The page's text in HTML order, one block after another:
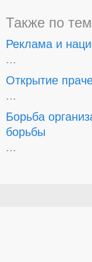
Также по
Реклама и
...
Открытие
...
Борьба
борьбы
...